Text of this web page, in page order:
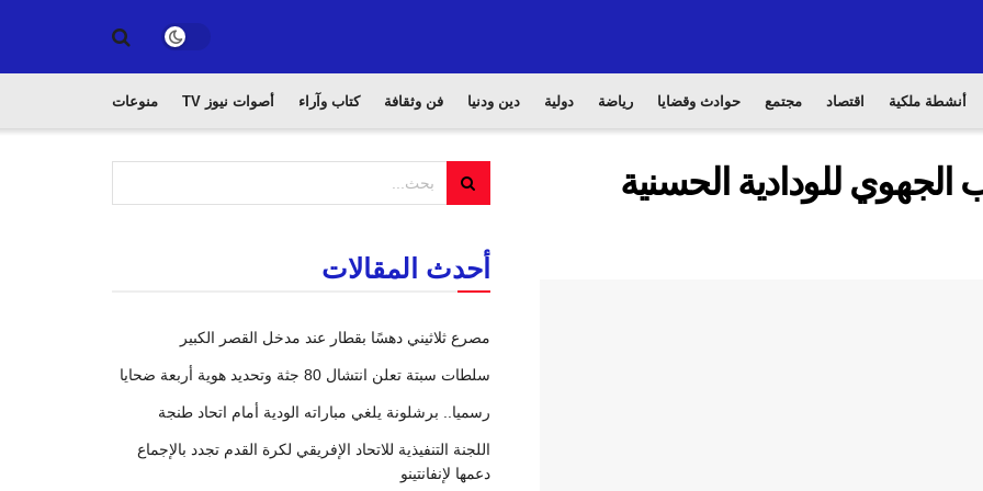
أنشطة ملكية اقتصاد مجتمع حوادث وقضايا رياضة دولية دين ودنيا فن وثقافة كتاب وآراء أصوات نيوز TV منوعات
للودادية الحسنية
أحدث المقالات
مصرع ثلاثيني دهسًا بقطار عند مدخل القصر الكبير
سلطات سبتة تعلن انتشال 80 جثة وتحديد هوية أربعة ضحايا
رسميا.. برشلونة يلغي مباراته الودية أمام اتحاد طنجة
اللجنة التنفيذية للاتحاد الإفريقي لكرة القدم تجدد بالإجماع
دعمها لإنفانتينو